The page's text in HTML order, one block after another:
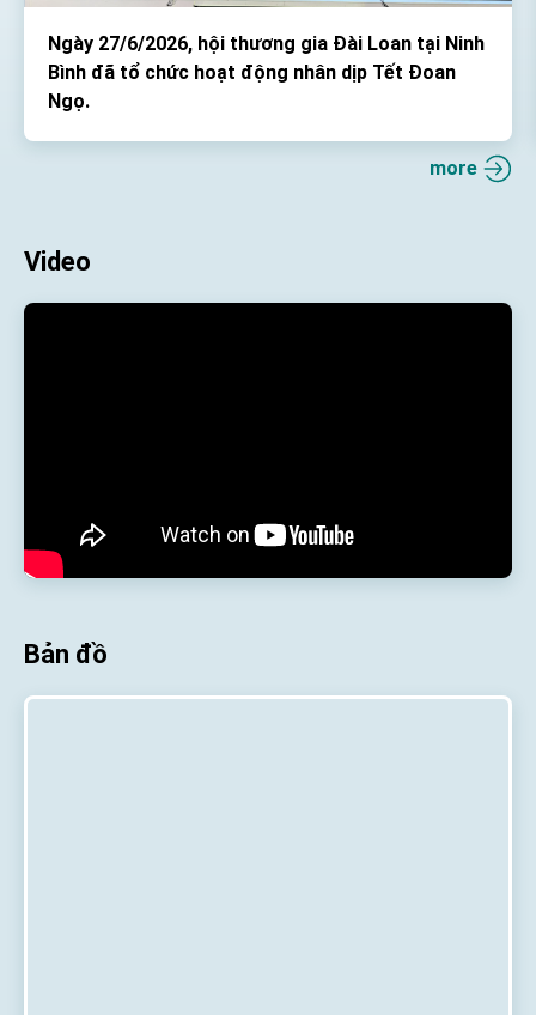
Ngày 27/6/2026, hội thương gia Đài Loan tại Ninh
Bình đã tổ chức hoạt động nhân dịp Tết Đoan
Ngọ.
more
Video
Bản đồ